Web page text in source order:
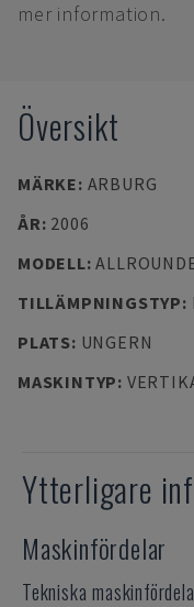
mer information.
Översikt
MÄRKE: ARBURG
ÅR: 2006
MODELL:
TILLÄMPNINGSTYP:
PLATS: UNGERN
MASKINTYP:
Ytterligare
Maskinfördelar
Tekniska